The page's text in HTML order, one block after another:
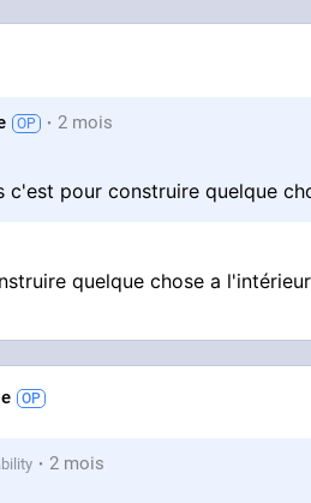
2 mois
c'est pour construire quelque
quelque chose a
2 mois